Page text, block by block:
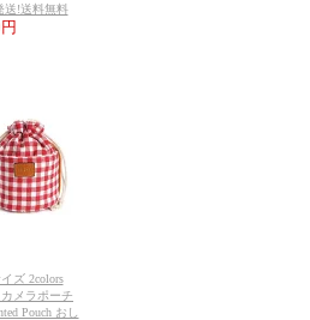
送!送料無料
ズ 2colors
メラポーチ
Pouch おし